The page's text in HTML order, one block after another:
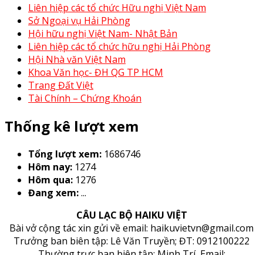
Liên hiệp các tổ chức Hữu nghị Việt Nam
Sở Ngoại vụ Hải Phòng
Hội hữu nghị Việt Nam- Nhật Bản
Liên hiệp các tổ chức hữu nghị Hải Phòng
Hội Nhà văn Việt Nam
Khoa Văn học- ĐH QG TP HCM
Trang Đất Việt
Tài Chính – Chứng Khoán
Thống kê lượt xem
Tổng lượt xem: 1686746
Hôm nay: 1274
Hôm qua: 1276
Đang xem:...
CÂU LẠC BỘ HAIKU VIỆT
Bài vở cộng tác xin gửi về email: haikuvietvn@gmail.com
Trưởng ban biên tập: Lê Văn Truyền; ĐT: 0912100222